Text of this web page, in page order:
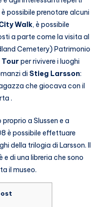
possibile prenotare alcuni
Walk, è possibile
a parte come la visita al
Cemetery) Patrimonio
Tour per rivivere i luoghi
di Stieg Larsson:
che giocava con il
.
a Slussen e a
è possibile effettuare
della trilogia di Larsson. Il
di una libreria che sono
il museo.